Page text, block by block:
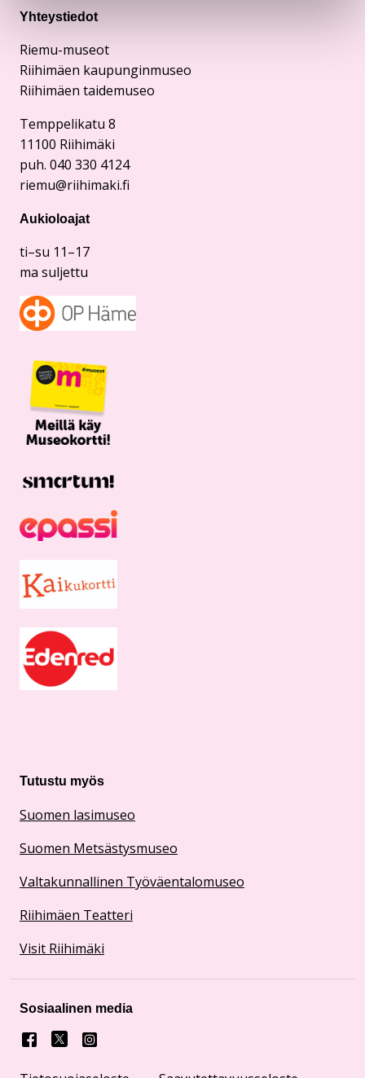
Yhteystiedot
Riemu-museot
Riihimäen kaupunginmuseo
Riihimäen taidemuseo
Temppelikatu 8
11100 Riihimäki
puh. 040 330 4124
riemu@riihimaki.fi
Aukioloajat
ti–su 11–17
ma suljettu
Tutustu myös
Suomen lasimuseo
Suomen Metsästysmuseo
Valtakunnallinen Työväentalomuseo
Riihimäen Teatteri
Visit Riihimäki
Sosiaalinen media
Facebook
X Instagram